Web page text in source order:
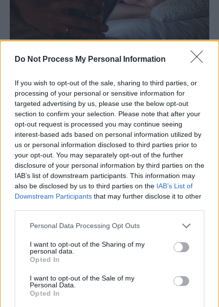
Do Not Process My Personal Information
If you wish to opt-out of the sale, sharing to third parties, or
processing of your personal or sensitive information for
targeted advertising by us, please use the below opt-out
section to confirm your selection. Please note that after your
opt-out request is processed you may continue seeing
interest-based ads based on personal information utilized by
us or personal information disclosed to third parties prior to
your opt-out. You may separately opt-out of the further
disclosure of your personal information by third parties on the
IAB’s list of downstream participants. This information may
also be disclosed by us to third parties on the IAB’s List of
Downstream Participants that may further disclose it to other
Personal Data Processing Opt Outs
I want to opt-out of the Sharing of my
personal data.
Opted In
I want to opt-out of the Sale of my
Personal Data.
Opted In